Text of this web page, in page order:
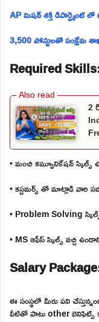
AP మిషన్ శక్తి డిపార్ట్మెంట్
3,500 పోస్టులతో సంక్షేమ
Required
2
• మంచి కమ్యూనికేషన్ స్కిల్స్
• కస్టమర్స్ తో మాట్లాడి వారి
• Problem Solving
• MS ఆఫీస్ స్కిల్స్ వచ్చి
Salary
ఈ సంస్థలో మీరు పని
వీటితో పాటు other